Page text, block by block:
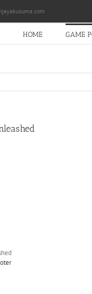
HOME GAME